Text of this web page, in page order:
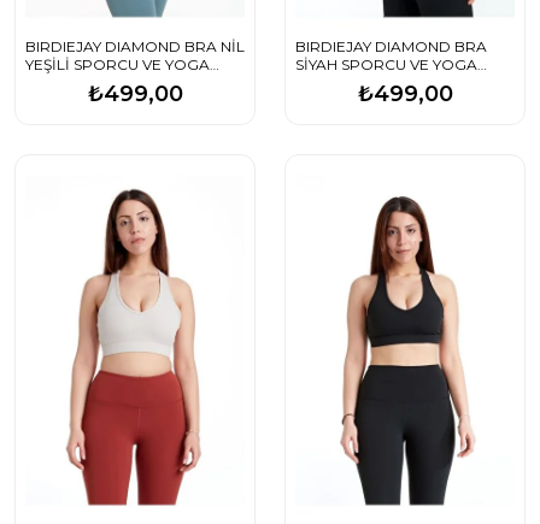
BIRDIEJAY DIAMOND BRA NİL
YEŞİLİ SPORCU VE YOGA
₺499,00
BIRDIEJAY DIAMOND BRA
SİYAH SPORCU VE YOGA
₺499,00